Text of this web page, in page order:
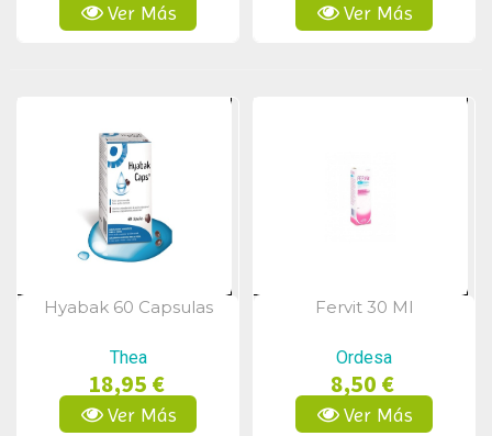
Ver Más Ver Más
Vista Rápida
Hyabak 60 Capsulas
Thea
18,95 €
Ver Más
Vista Rápida
Fervit 30 Ml
Ordesa
8,50 €
Ver Más